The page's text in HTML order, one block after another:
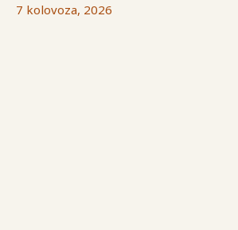
7 kolovoza, 2026